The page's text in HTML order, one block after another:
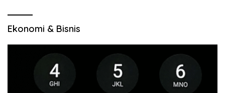
Ekonomi & Bisnis